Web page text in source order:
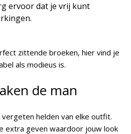
ervoor dat je vrij kunt
zittende broeken, hier vind je
als modieus is.
de man
helden van elke outfit.
extra geven waardoor jouw look